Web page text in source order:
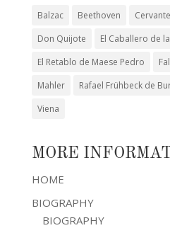
Balzac Beethoven
Don Quijote
El Caballero de
El Retablo de Maese Pedro
Mahler
Rafael Frühbeck de
Viena
MORE
HOME
BIOGRAPHY
BIOGRAPHY